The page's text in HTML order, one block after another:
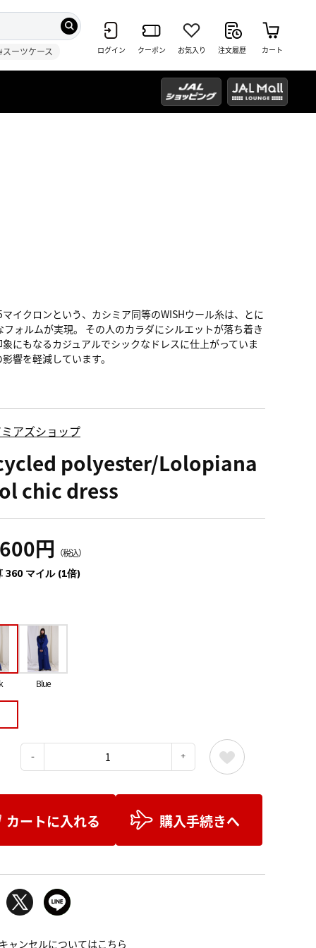
スーツケース ログイン クーポン お気入り 注文履歴 カート
イクロンという、カシミア同等のWISHウール糸は、とに
ォルムが実現。 その人のカラダにシルエットが落ち着き
にもなるカジュアルでシックなドレスに仕上がっていま
響を軽減しています。
アズショップ
polyester/Lolopiana
chic dress
円 （税込）
360 マイル (1倍)
Blue
カートに入れる 購入手続きへ
ャンセルについてはこちら